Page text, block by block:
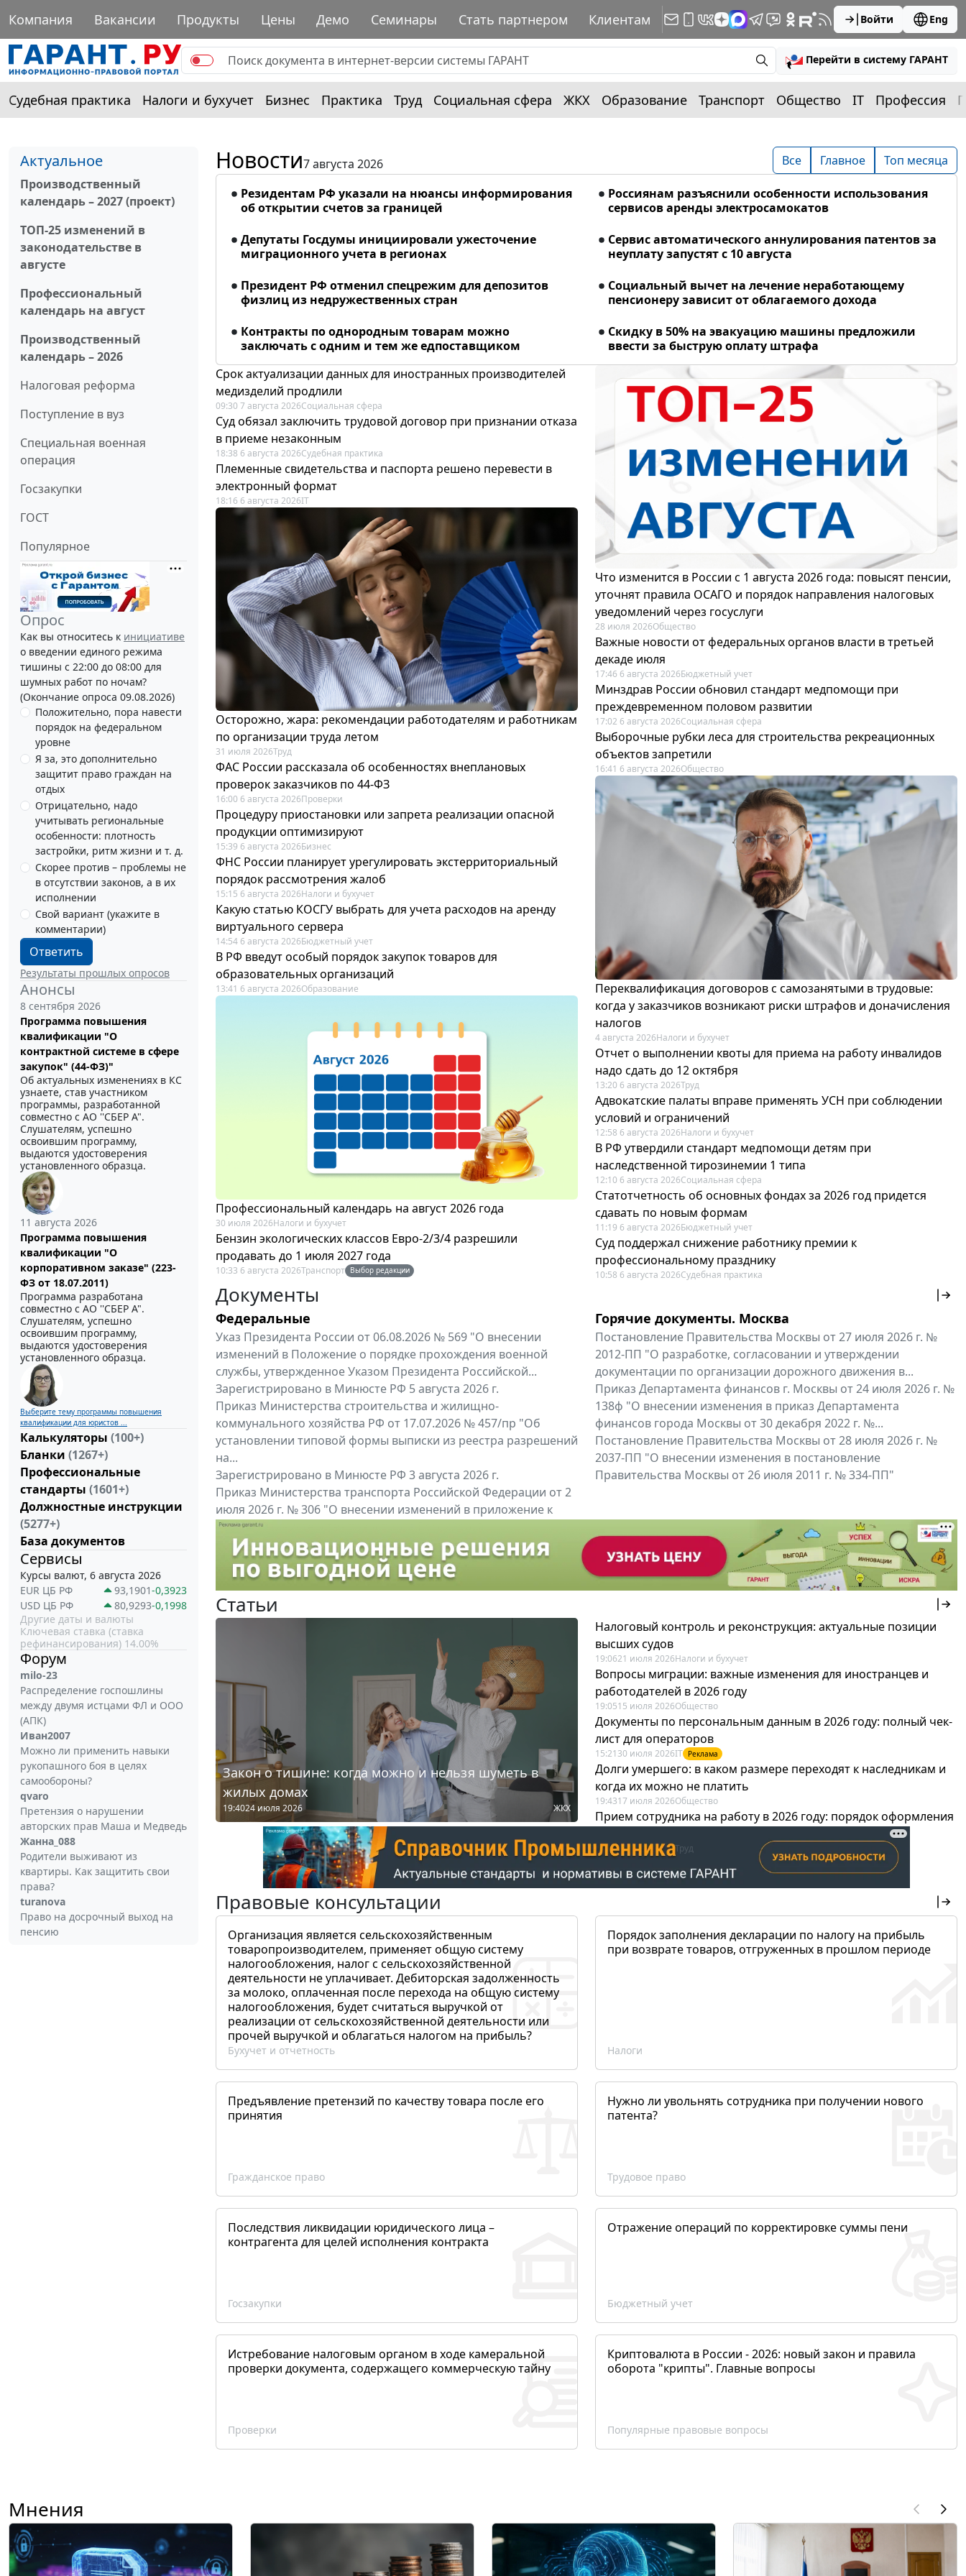
Компания Вакансии Продукты Цены Демо Семинары Стать партнером Клиентам Войти Eng
Перейти в систему ГАРАНТ
Судебная практика Налоги и бухучет Бизнес Практика Труд Социальная сфера ЖКХ Образование Транспорт Общество IT Профессия
Актуальное
Производственный
календарь – 2027 (проект)
ТОП-25 изменений в
законодательстве в
августе
Профессиональный
календарь на август
Производственный
календарь – 2026
Налоговая реформа
Поступление в вуз
Специальная военная
операция
Госзакупки
ГОСТ
Популярное
Опрос
Как вы относитесь к инициативе
о введении единого режима
тишины с 22:00 до 08:00 для
шумных работ по ночам?
(Окончание опроса 09.08.2026)
Положительно, пора навести
порядок на федеральном
уровне
Я за, это дополнительно
защитит право граждан на
отдых
Отрицательно, надо
учитывать региональные
особенности: плотность
застройки, ритм жизни и т. д.
Скорее против – проблемы не
в отсутствии законов, а в их
исполнении
Свой вариант (укажите в
комментарии)
Ответить
Результаты прошлых опросов
Анонсы
8 сентября 2026
Программа повышения
квалификации "О
контрактной системе в сфере
закупок" (44-ФЗ)"
Об актуальных изменениях в КС
узнаете, став участником
программы, разработанной
совместно с АО ''СБЕР А".
Слушателям, успешно
освоившим программу,
выдаются удостоверения
установленного образца.
11 августа 2026
Программа повышения
квалификации "О
корпоративном заказе" (223-
ФЗ от 18.07.2011)
Программа разработана
совместно с АО ''СБЕР А".
Слушателям, успешно
освоившим программу,
выдаются удостоверения
установленного образца.
Выберите тему программы повышения
квалификации для юристов ...
Калькуляторы (100+)
Бланки (1267+)
Профессиональные
стандарты (1601+)
Должностные инструкции
(5277+)
База документов
Сервисы
Курсы валют, 6 августа 2026
EUR ЦБ РФ
93,1901-0,3923
USD ЦБ РФ
80,9293-0,1998
Другие даты и валюты
Ключевая ставка (ставка
рефинансирования) 14.00%
Форум
milo-23
Распределение госпошлины
между двумя истцами ФЛ и ООО
(АПК)
Иван2007
Можно ли применить навыки
рукопашного боя в целях
самообороны?
qvaro
Претензия о нарушении
авторских прав Маша и Медведь
Жанна_088
Родители выживают из
квартиры. Как защитить свои
права?
turanova
Право на досрочный выход на
пенсию
Новости7 августа 2026 Все Главное Топ месяца
Резидентам РФ указали на нюансы информирования
об открытии счетов за границей
Россиянам разъяснили особенности использования
сервисов аренды электросамокатов
Депутаты Госдумы инициировали ужесточение
миграционного учета в регионах
Сервис автоматического аннулирования патентов за
неуплату запустят с 10 августа
Президент РФ отменил спецрежим для депозитов
физлиц из недружественных стран
Социальный вычет на лечение неработающему
пенсионеру зависит от облагаемого дохода
Контракты по однородным товарам можно
заключать с одним и тем же едпоставщиком
Скидку в 50% на эвакуацию машины предложили
ввести за быструю оплату штрафа
Срок актуализации данных для иностранных производителей
медизделий продлили
09:30 7 августа 2026Социальная сфера
Суд обязал заключить трудовой договор при признании отказа
в приеме незаконным
18:38 6 августа 2026Судебная практика
Племенные свидетельства и паспорта решено перевести в
электронный формат
18:16 6 августа 2026IT
Осторожно, жара: рекомендации работодателям и работникам
по организации труда летом
31 июля 2026Труд
ФАС России рассказала об особенностях внеплановых
проверок заказчиков по 44-ФЗ
16:00 6 августа 2026Проверки
Процедуру приостановки или запрета реализации опасной
продукции оптимизируют
15:39 6 августа 2026Бизнес
ФНС России планирует урегулировать экстерриториальный
порядок рассмотрения жалоб
15:15 6 августа 2026Налоги и бухучет
Какую статью КОСГУ выбрать для учета расходов на аренду
виртуального сервера
14:54 6 августа 2026Бюджетный учет
В РФ введут особый порядок закупок товаров для
образовательных организаций
13:41 6 августа 2026Образование
Профессиональный календарь на август 2026 года
30 июля 2026Налоги и бухучет
Бензин экологических классов Евро-2/3/4 разрешили
продавать до 1 июля 2027 года
10:33 6 августа 2026Транспорт Выбор редакции
Что изменится в России с 1 августа 2026 года: повысят пенсии,
уточнят правила ОСАГО и порядок направления налоговых
уведомлений через госуслуги
28 июля 2026Общество
Важные новости от федеральных органов власти в третьей
декаде июля
17:46 6 августа 2026Бюджетный учет
Минздрав России обновил стандарт медпомощи при
преждевременном половом развитии
17:02 6 августа 2026Социальная сфера
Выборочные рубки леса для строительства рекреационных
объектов запретили
16:41 6 августа 2026Общество
Переквалификация договоров с самозанятыми в трудовые:
когда у заказчиков возникают риски штрафов и доначисления
налогов
4 августа 2026Налоги и бухучет
Отчет о выполнении квоты для приема на работу инвалидов
надо сдать до 12 октября
13:20 6 августа 2026Труд
Адвокатские палаты вправе применять УСН при соблюдении
условий и ограничений
12:58 6 августа 2026Налоги и бухучет
В РФ утвердили стандарт медпомощи детям при
наследственной тирозинемии 1 типа
12:10 6 августа 2026Социальная сфера
Статотчетность об основных фондах за 2026 год придется
сдавать по новым формам
11:19 6 августа 2026Бюджетный учет
Суд поддержал снижение работнику премии к
профессиональному празднику
10:58 6 августа 2026Судебная практика
Документы
Федеральные
Указ Президента России от 06.08.2026 № 569 "О внесении
изменений в Положение о порядке прохождения военной
службы, утвержденное Указом Президента Российской...
Зарегистрировано в Минюсте РФ 5 августа 2026 г.
Приказ Министерства строительства и жилищно-
коммунального хозяйства РФ от 17.07.2026 № 457/пр "Об
установлении типовой формы выписки из реестра разрешений
на...
Зарегистрировано в Минюсте РФ 3 августа 2026 г.
Приказ Министерства транспорта Российской Федерации от 2
июля 2026 г. № 306 "О внесении изменений в приложение к
приказу Министерства транспорта Российской...
Все федеральные документы
Горячие документы. Москва
Постановление Правительства Москвы от 27 июля 2026 г. №
2012-ПП "О разработке, согласовании и утверждении
документации по организации дорожного движения в...
Приказ Департамента финансов г. Москвы от 24 июля 2026 г. №
138ф "О внесении изменения в приказ Департамента
финансов города Москвы от 30 декабря 2022 г. №...
Постановление Правительства Москвы от 28 июля 2026 г. №
2037-ПП "О внесении изменения в постановление
Правительства Москвы от 26 июля 2011 г. № 334-ПП"
Все региональные документы Мой регион ...
Статьи
Закон о тишине: когда можно и нельзя шуметь в
жилых домах
19:4024 июля 2026 ЖКХ
Налоговый контроль и реконструкция: актуальные позиции
высших судов
19:0621 июля 2026Налоги и бухучет
Вопросы миграции: важные изменения для иностранцев и
работодателей в 2026 году
19:0515 июля 2026Общество
Документы по персональным данным в 2026 году: полный чек-
лист для операторов
15:21 30 июля 2026IT Реклама
Долги умершего: в каком размере переходят к наследникам и
когда их можно не платить
19:4317 июля 2026Общество
Прием сотрудника на работу в 2026 году: порядок оформления
12:2822 июля 2026Труд
Правовые консультации
Организация является сельскохозяйственным
товаропроизводителем, применяет общую систему
налогообложения, налог с сельскохозяйственной
деятельности не уплачивает. Дебиторская задолженность
за молоко, оплаченная после перехода на общую систему
налогообложения, будет считаться выручкой от
реализации от сельскохозяйственной деятельности или
прочей выручкой и облагаться налогом на прибыль?
Бухучет и отчетность
Порядок заполнения декларации по налогу на прибыль
при возврате товаров, отгруженных в прошлом периоде
Налоги
Предъявление претензий по качеству товара после его
принятия
Гражданское право
Нужно ли увольнять сотрудника при получении нового
патента?
Трудовое право
Последствия ликвидации юридического лица –
контрагента для целей исполнения контракта
Госзакупки
Отражение операций по корректировке суммы пени
Бюджетный учет
Истребование налоговым органом в ходе камеральной
проверки документа, содержащего коммерческую тайну
Проверки
Криптовалюта в России - 2026: новый закон и правила
оборота "крипты". Главные вопросы
Популярные правовые вопросы
Мнения